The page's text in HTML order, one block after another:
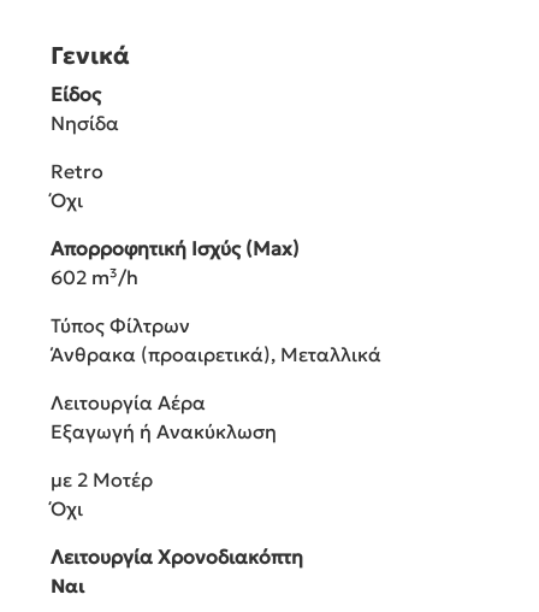
Γενικά
Είδος
Νησίδα
Retro
Όχι
Απορροφητική Ισχύς (Max)
602 m³/h
Τύπος Φίλτρων
Άνθρακα (προαιρετικά), Μεταλλικά
Λειτουργία Αέρα
Εξαγωγή ή Ανακύκλωση
με 2 Μοτέρ
Όχι
Λειτουργία Χρονοδιακόπτη
Ναι